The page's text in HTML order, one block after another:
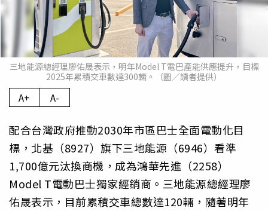
三地能源總經理廖佑晟表示，明年Model T電巴產能供應提升，目標
2025年累積交車數達300輛。（圖／讀者提供）
A+ A-
配合台灣政府推動2030年市區巴士全面電動化目
標，北基（8927）旗下三地能源（6946）看準
1,700億元汰換商機，成為鴻華先進（2258）
Model T電動巴士獨家經銷商。三地能源總經理廖
佑晟表示，目前累積交車總數達120輛，隨著明年